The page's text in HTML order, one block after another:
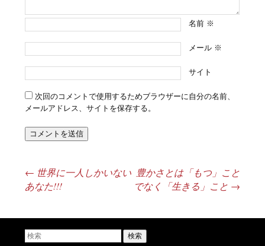
名前 ※
メール ※
サイト
次回のコメントで使用するためブラウザーに自分の名前、
メールアドレス、サイトを保存する。
投稿ナビゲーション
← 世界に一人しかいない
あなた!!!
豊かさとは「もつ」こと
でなく「生きる」こと →
検索